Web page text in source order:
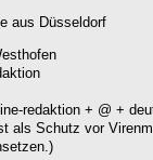
aus Düsseldorf
redaktion + @ +
als Schutz vor